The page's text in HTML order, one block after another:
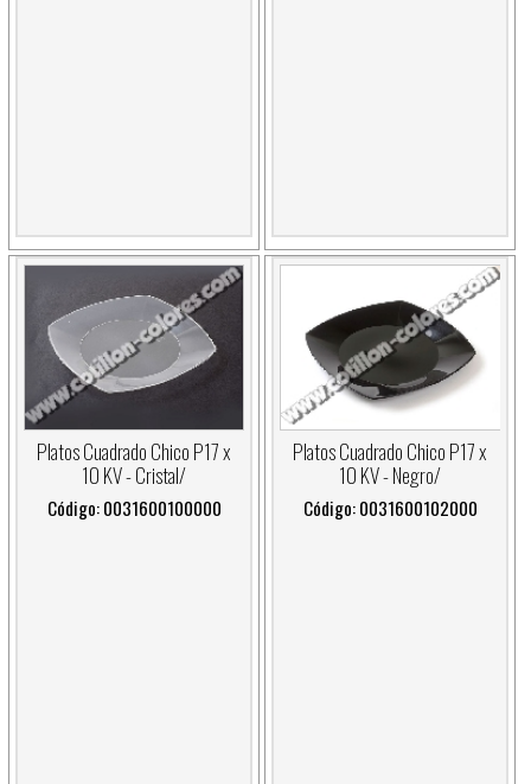
Platos Cuadrado Chico P17 x
10 KV - Cristal/
Código: 0031600100000
Platos Cuadrado Chico P17 x
10 KV - Negro/
Código: 0031600102000